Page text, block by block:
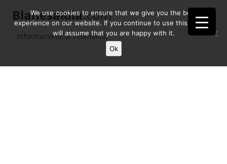
Blanesaldia.com
Informació local i comarcal
We use cookies to ensure that we give you the best
experience on our website. If you continue to use this site we
will assume that you are happy with it.
Ok